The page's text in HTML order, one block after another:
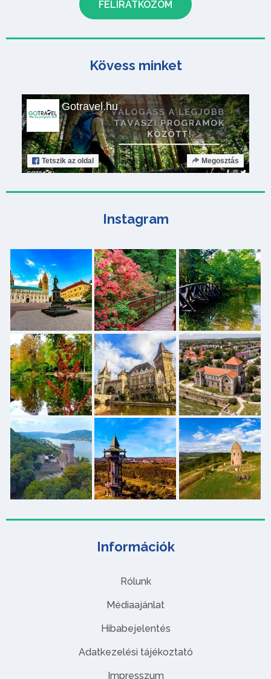
Információk
Rólunk
Médiaajánlat
Hibabejelentés
Adatkezelési tájékoztató
Impresszum
Kövess minket
Gotravel.hu
Tetszik az oldal Megosztás
Instagram